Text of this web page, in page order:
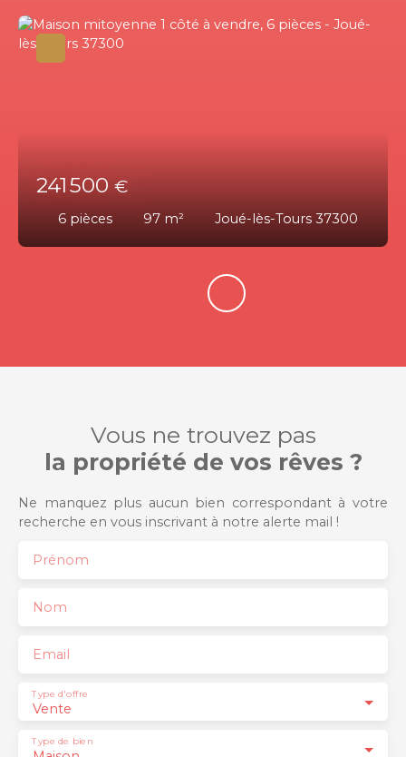
241 500 €
6 pièces 97 m² Joué-lès-Tours 37300
Vous ne trouvez pas
la propriété de vos rêves ?
Ne manquez plus aucun bien correspondant à votre
recherche en vous inscrivant à notre alerte mail !
Prénom
Nom
Email
Vente
Type d'offre
Type de bien